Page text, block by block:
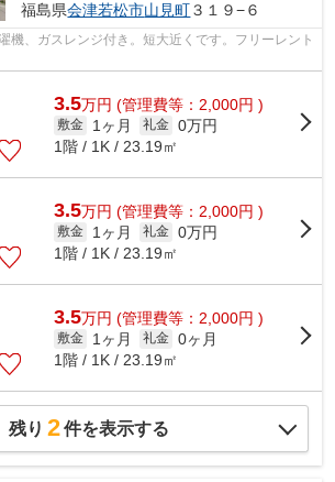
福島県会津若松市山見町３１９−６
機、ガスレンジ付き。短大近くです。フリーレント
3.5万円 (管理費等：2,000円 )
敷金 1ヶ月 礼金 0万円
1階 / 1K / 23.19㎡
3.5万円 (管理費等：2,000円 )
敷金 1ヶ月 礼金 0万円
1階 / 1K / 23.19㎡
3.5万円 (管理費等：2,000円 )
敷金 1ヶ月 礼金 0ヶ月
1階 / 1K / 23.19㎡
残り 2件を表示する